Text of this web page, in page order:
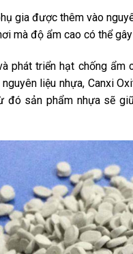
gia được thêm vào
mà độ ẩm cao có thể
phát triển hạt chống ẩm
liệu nhựa, Canxi
đó sản phẩm nhựa sẽ